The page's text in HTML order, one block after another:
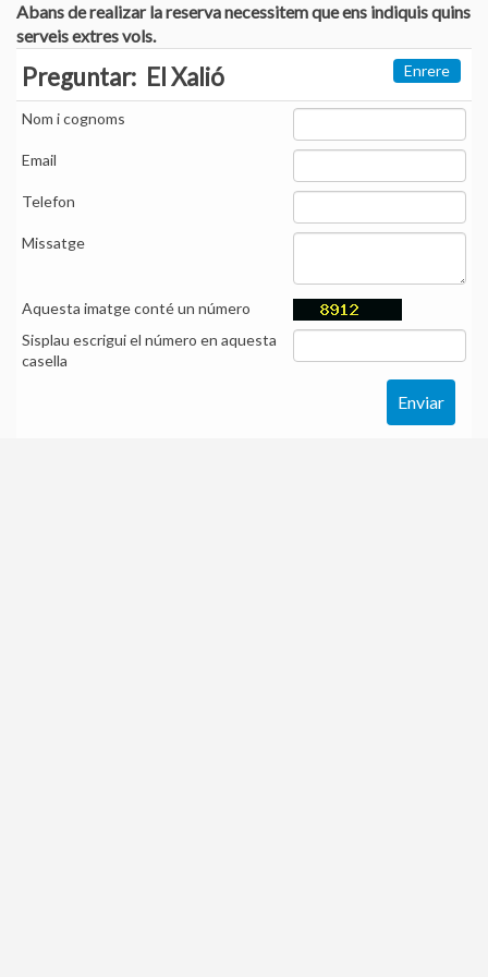
Abans de realizar la reserva necessitem que ens indiquis quins
serveis extres vols.
Enrere
Preguntar: El Xalió
Nom i cognoms
Email
Telefon
Missatge
Aquesta imatge conté un número
Sisplau escrigui el número en aquesta
casella